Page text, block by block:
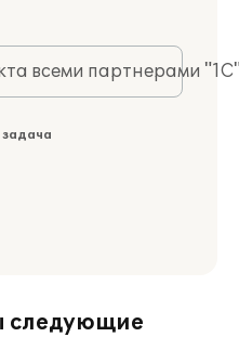
всеми партнерами
следующие